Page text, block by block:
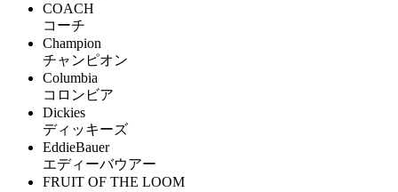
COACH
コーチ
Champion
チャンピオン
Columbia
コロンビア
Dickies
ディッキーズ
EddieBauer
エディーバウアー
FRUIT OF THE LOOM